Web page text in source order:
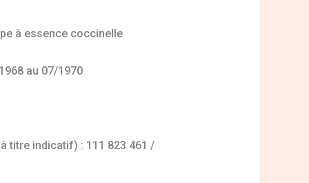
à essence coccinelle
au 07/1970
titre indicatif) : 111 823 461 /